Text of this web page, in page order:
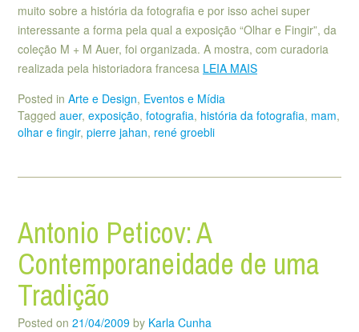
muito sobre a história da fotografia e por isso achei super
interessante a forma pela qual a exposição “Olhar e Fingir”, da
coleção M + M Auer, foi organizada. A mostra, com curadoria
realizada pela historiadora francesa LEIA MAIS
Posted in Arte e Design, Eventos e Mídia
Tagged auer, exposição, fotografia, história da fotografia, mam,
olhar e fingir, pierre jahan, rené groebli
Antonio Peticov: A
Contemporaneidade de uma
Tradição
Posted on 21/04/2009 by Karla Cunha